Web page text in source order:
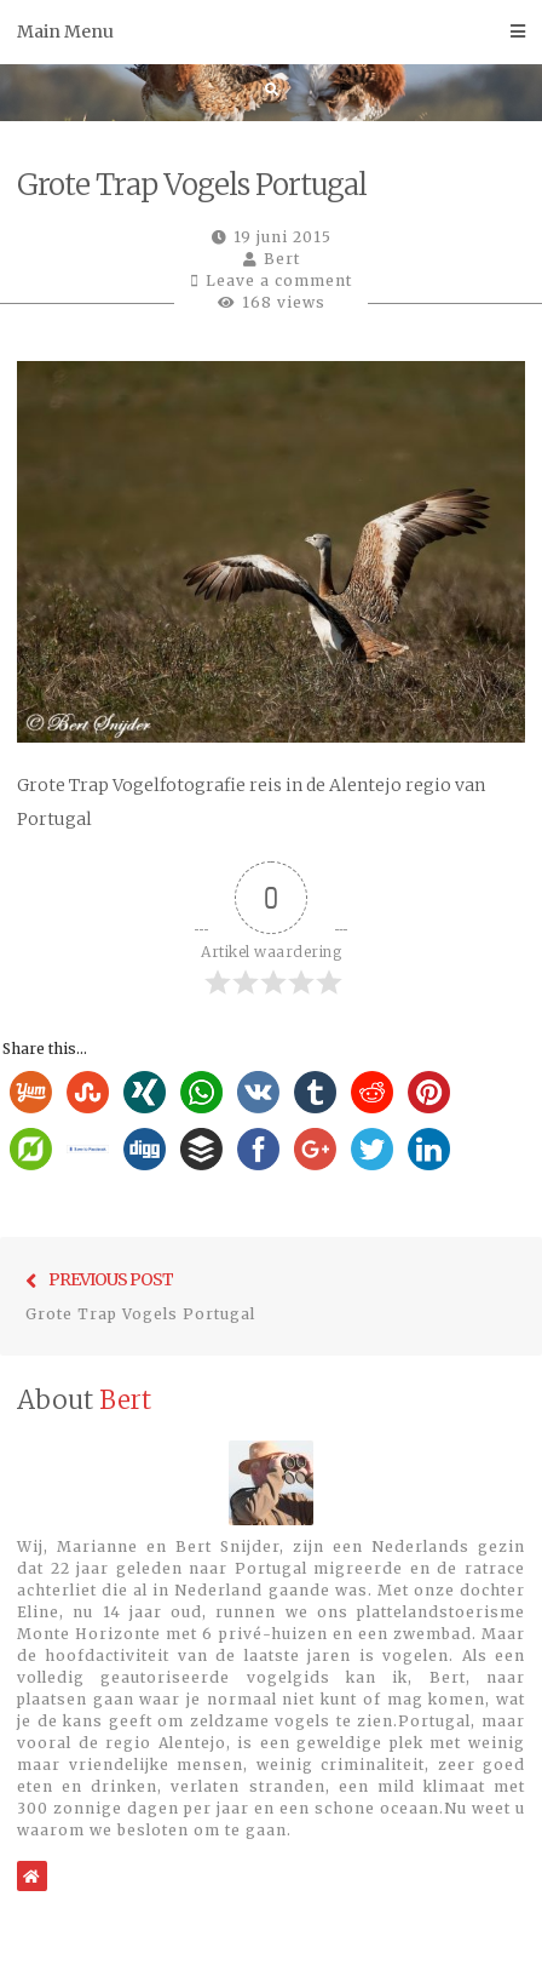
Main Menu
Grote Trap Vogels Portugal
19 juni 2015
Bert
Leave a comment
168 views
Grote Trap Vogelfotografie reis in de Alentejo regio van
Portugal
0
Artikel waardering
Share this...
navigatie
PREVIOUS POST
Grote Trap Vogels Portugal
About Bert
Wij, Marianne en Bert Snijder, zijn een Nederlands gezin
dat 22 jaar geleden naar Portugal migreerde en de ratrace
achterliet die al in Nederland gaande was. Met onze dochter
Eline, nu 14 jaar oud, runnen we ons plattelandstoerisme
Monte Horizonte met 6 privé-huizen en een zwembad. Maar
de hoofdactiviteit van de laatste jaren is vogelen. Als een
volledig geautoriseerde vogelgids kan ik, Bert, naar
plaatsen gaan waar je normaal niet kunt of mag komen, wat
je de kans geeft om zeldzame vogels te zien.Portugal, maar
vooral de regio Alentejo, is een geweldige plek met weinig
maar vriendelijke mensen, weinig criminaliteit, zeer goed
eten en drinken, verlaten stranden, een mild klimaat met
300 zonnige dagen per jaar en een schone oceaan.Nu weet u
waarom we besloten om te gaan.